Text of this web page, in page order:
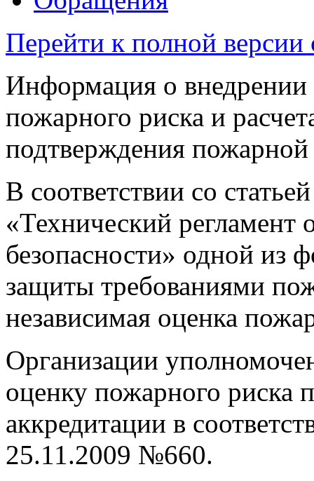
Перейти к полной версии
Информация о внедрении
пожарного риска и
подтверждения пожарной
В соответствии со
«Технический регламент
безопасности» одной из
защиты требованиями
независимая оценка
Организации
оценку пожарного риска
аккредитации в
25.11.2009 №660.